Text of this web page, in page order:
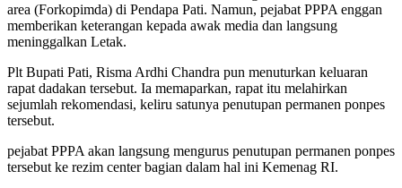
area (Forkopimda) di Pendapa Pati. Namun, pejabat PPPA enggan
memberikan keterangan kepada awak media dan langsung
meninggalkan Letak.
Plt Bupati Pati, Risma Ardhi Chandra pun menuturkan keluaran
rapat dadakan tersebut. Ia memaparkan, rapat itu melahirkan
sejumlah rekomendasi, keliru satunya penutupan permanen ponpes
tersebut.
pejabat PPPA akan langsung mengurus penutupan permanen ponpes
tersebut ke rezim center bagian dalam hal ini Kemenag RI.